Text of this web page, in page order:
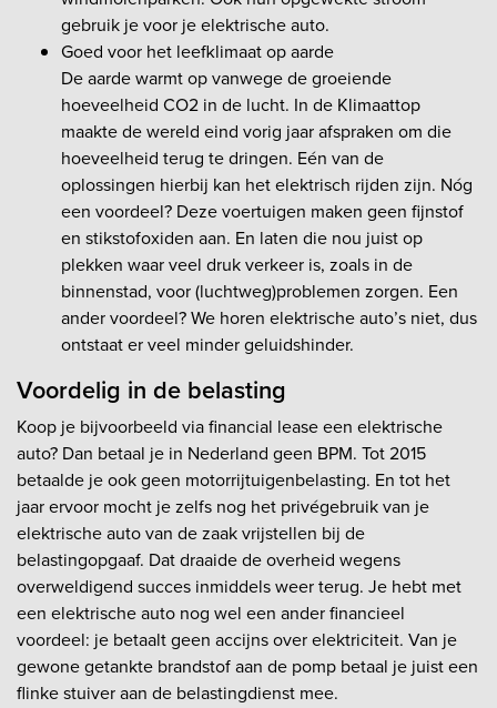
gebruik je voor je elektrische auto.
Goed voor het leefklimaat op aarde
De aarde warmt op vanwege de groeiende
hoeveelheid CO2 in de lucht. In de Klimaattop
maakte de wereld eind vorig jaar afspraken om die
hoeveelheid terug te dringen. Eén van de
oplossingen hierbij kan het elektrisch rijden zijn. Nóg
een voordeel? Deze voertuigen maken geen fijnstof
en stikstofoxiden aan. En laten die nou juist op
plekken waar veel druk verkeer is, zoals in de
binnenstad, voor (luchtweg)problemen zorgen. Een
ander voordeel? We horen elektrische auto’s niet, dus
ontstaat er veel minder geluidshinder.
Voordelig in de belasting
Koop je bijvoorbeeld via financial lease een elektrische
auto? Dan betaal je in Nederland geen BPM. Tot 2015
betaalde je ook geen motorrijtuigenbelasting. En tot het
jaar ervoor mocht je zelfs nog het privégebruik van je
elektrische auto van de zaak vrijstellen bij de
belastingopgaaf. Dat draaide de overheid wegens
overweldigend succes inmiddels weer terug. Je hebt met
een elektrische auto nog wel een ander financieel
voordeel: je betaalt geen accijns over elektriciteit. Van je
gewone getankte brandstof aan de pomp betaal je juist een
flinke stuiver aan de belastingdienst mee.